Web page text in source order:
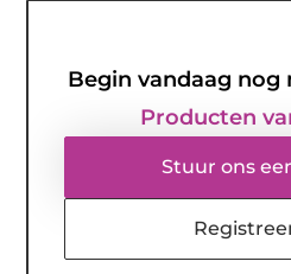
Begin vandaag nog
Producten
Stuur ons